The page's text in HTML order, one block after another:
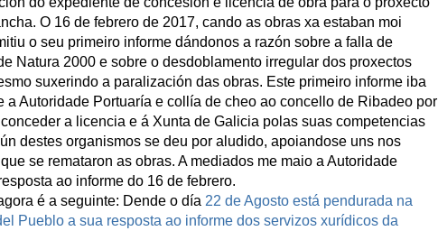
O 16 de febrero de 2017, cando as obras xa estaban moi
o seu primeiro informe dándonos a razón sobre a falla de
Natura 2000 e sobre o desdoblamento irregular dos proxectos
suxerindo a paralización das obras. Este primeiro informe iba
a Autoridade Portuaría e collía de cheo ao concello de Ribadeo por
a licencia e á Xunta de Galicia polas suas competencias
destes organismos se deu por aludido, apoiandose uns nos
se remataron as obras. A mediados me maio a Autoridade
ao informe do 16 de febrero.
é a seguinte: Dende o día 22 de Agosto está pendurada na
Pueblo a sua resposta ao informe dos servizos xurídicos da